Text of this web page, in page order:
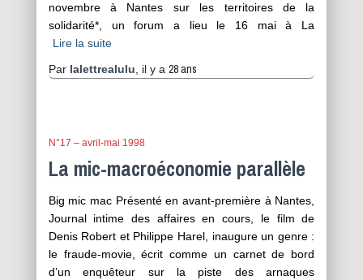
novembre à Nantes sur les territoires de la
solidarité*, un forum a lieu le 16 mai à La
Lire la suite
Par lalettrealulu , il y a 28 ans
N°17 – avril-mai 1998
La mic-macroéconomie parallèle
Big mic mac Présenté en avant-première à Nantes,
Journal intime des affaires en cours, le film de
Denis Robert et Philippe Harel, inaugure un genre :
le fraude-movie, écrit comme un carnet de bord
d’un enquêteur sur la piste des arnaques